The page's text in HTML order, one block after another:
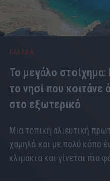
ΕΛΛΑΔΑ
Το μεγάλο στοίχημα:
το νησί που κοιτάνε
στο εξωτερικό
Μια τοπική αλιευτική
χαμηλά και με πολύ κόπο
κλιμάκια και γίνεται πια